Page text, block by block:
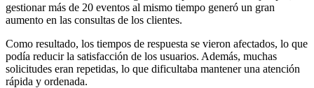
gestionar más de 20 eventos al mismo tiempo generó un gran
aumento en las consultas de los clientes.
Como resultado, los tiempos de respuesta se vieron afectados, lo que
podía reducir la satisfacción de los usuarios. Además, muchas
solicitudes eran repetidas, lo que dificultaba mantener una atención
rápida y ordenada.